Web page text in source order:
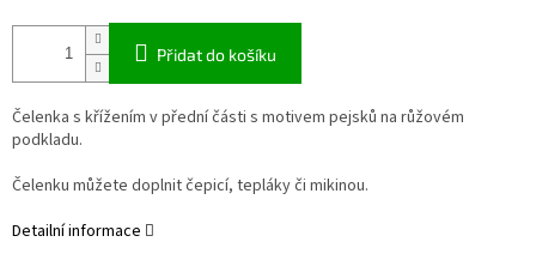
Přidat do košíku
Čelenka s křížením v přední části s motivem pejsků na růžovém
podkladu.
Čelenku můžete doplnit čepicí, tepláky či mikinou.
Detailní informace